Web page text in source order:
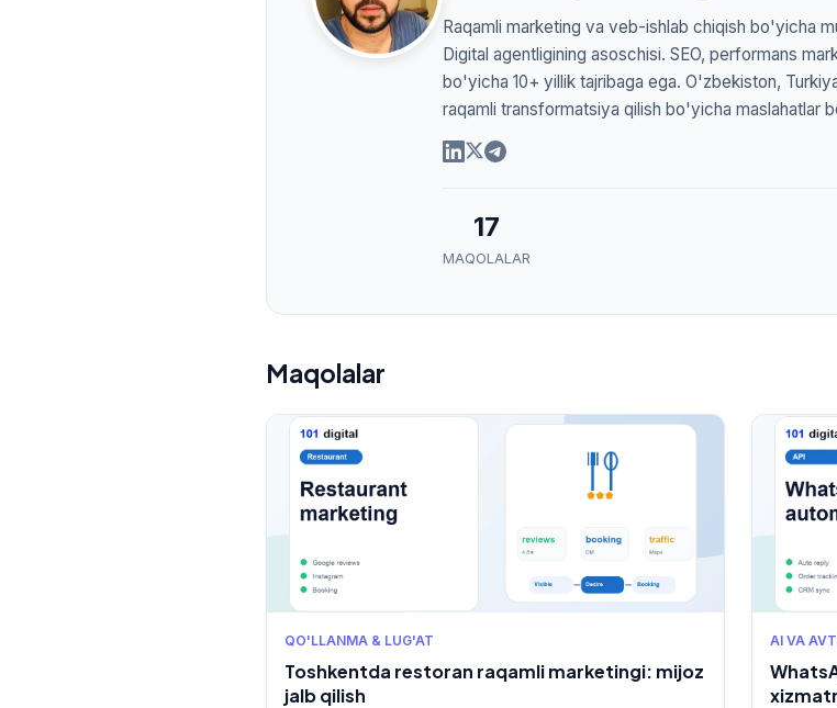
Raqamli marketing va veb-ishlab chiqish bo'yicha
Digital agentligining asoschisi. SEO, performans
bo'yicha 10+ yillik tajribaga ega. O'zbekiston,
raqamli transformatsiya qilish bo'yicha maslahatlar
17
MAQOLALAR
Maqolalar
QO'LLANMA & LUG'AT
Toshkentda restoran raqamli marketingi: mijoz
jalb qilish
AI VA